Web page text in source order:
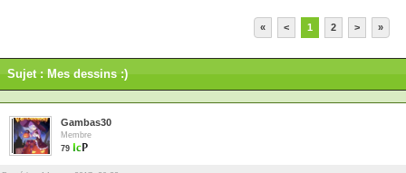
« < 1 2 > »
Sujet : Mes dessins :)
Gambas30
Membre
79